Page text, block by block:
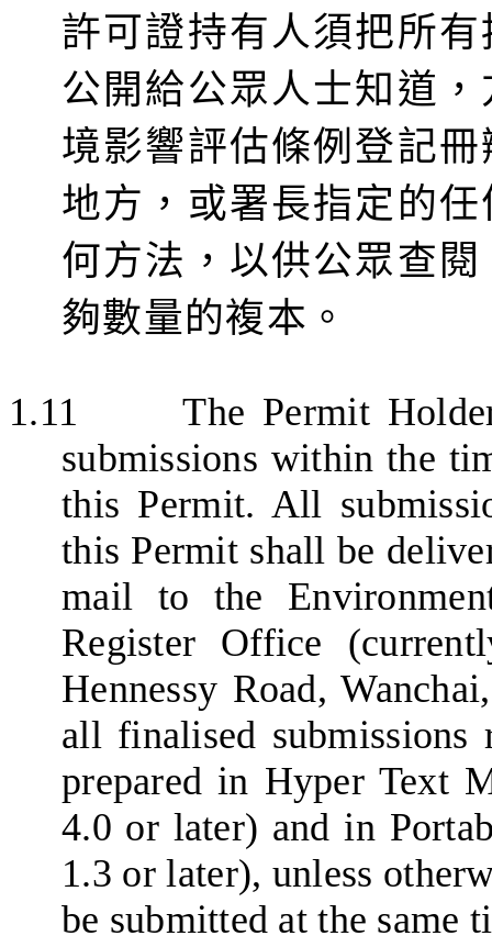
許可證持有人須把所
公開給公眾人士知道
境影響評估條例登記
地方，或署長指定的
何方法，以供公眾查閱
夠數量的複本。
1.11
The Permit
submissions within the
this Permit. All
this Permit shall be
mail to the
Register Office
Hennessy Road,Wanchai
all finalised submissions
prepared in Hyper Text
4.0 or later) and in
1.3 or later), unless
be submitted at the same